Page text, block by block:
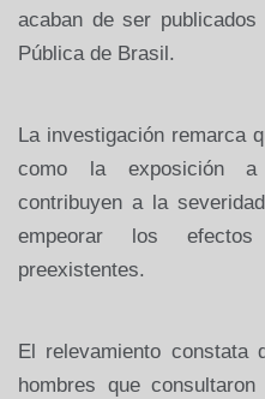
acaban de ser
Pública de Brasil.
La investigación remarca
como la exposición a
contribuyen a la
empeorar los
preexistentes.
El relevamiento
hombres que consultaron